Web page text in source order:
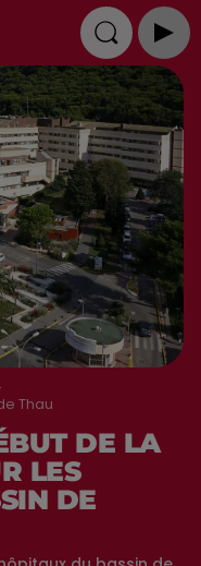
Thau
DE LA
LES
DE